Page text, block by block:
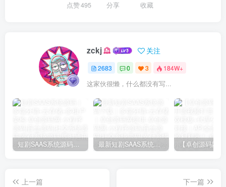
点赞495 分享 收藏
zckj 关注
2683 0 3 184W+
这家伙很懒，什么都没有写...
短剧SAAS系统源码｜多端分销+云存储+多租户架构 最新短剧SAAS系统源码下载｜多端分销+云存储｜卓创源码网提供
上一篇
下一篇